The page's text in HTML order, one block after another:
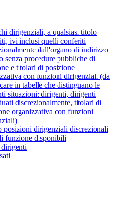
dirigenziali, a qualsiasi titolo
ivi inclusi quelli conferiti
dall'organo di indirizzo
senza procedure pubbliche di
e titolari di posizione
con funzioni dirigenziali (da
in tabelle che distinguano le
situazioni: dirigenti, dirigenti
discrezionalmente, titolari di
organizzativa con funzioni
posizioni dirigenziali discrezionali
funzione disponibili